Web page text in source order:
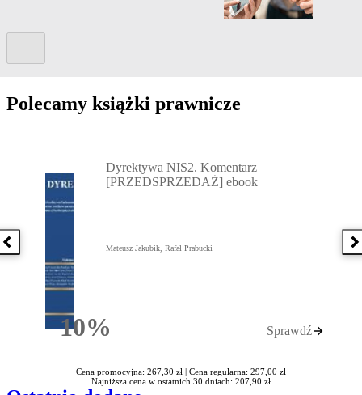
Polecamy książki prawnicze
Poprzednia książka
10%Rabatu
Dyrektywa NIS2. Komentarz
[PRZEDSPRZEDAŻ] ebook
Mateusz Jakubik, Rafał Prabucki
Sprawdź
Cena promocyjna: 267,30 zł | Cena regularna: 297,00 zł
Najniższa cena w ostatnich 30 dniach: 207,90 zł